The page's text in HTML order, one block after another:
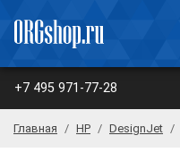
+7 495 971-77-28
Главная HP DesignJet